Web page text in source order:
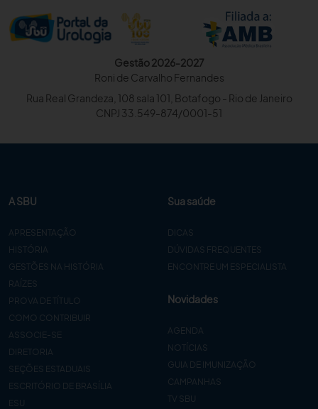
Gestão 2026-2027
Roni de Carvalho Fernandes
Rua Real Grandeza, 108 sala 101, Botafogo - Rio de Janeiro
CNPJ 33.549-874/0001-51
A SBU
APRESENTAÇÃO
HISTÓRIA
GESTÕES NA HISTÓRIA
RAÍZES
PROVA DE TÍTULO
COMO CONTRIBUIR
ASSOCIE-SE
DIRETORIA
SEÇÕES ESTADUAIS
ESCRITÓRIO DE BRASÍLIA
ESU
Sua saúde
DICAS
DÚVIDAS FREQUENTES
ENCONTRE UM ESPECIALISTA
Novidades
AGENDA
NOTÍCIAS
GUIA DE IMUNIZAÇÃO
CAMPANHAS
TV SBU